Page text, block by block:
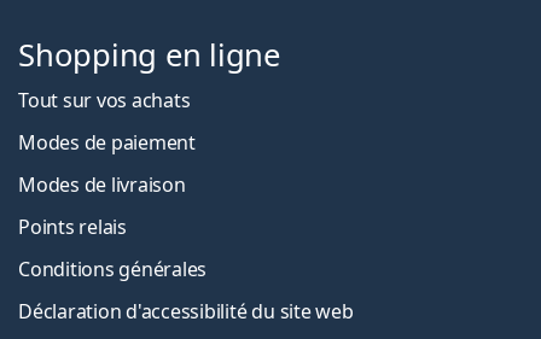
Shopping en ligne
Tout sur vos achats
Modes de paiement
Modes de livraison
Points relais
Conditions générales
Déclaration d'accessibilité du site web